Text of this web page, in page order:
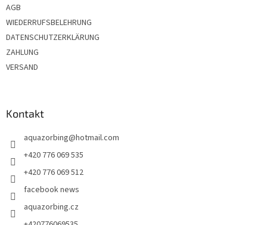
AGB
WIEDERRUFSBELEHRUNG
DATENSCHUTZERKLÄRUNG
ZAHLUNG
VERSAND
Kontakt
aquazorbing@hotmail.com
+420 776 069 535
+420 776 069 512
facebook news
aquazorbing.cz